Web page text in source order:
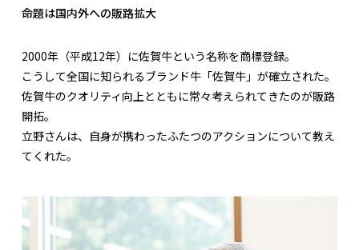
命題は国内外への販路拡大
2000年（平成12年）に佐賀牛という名称を商標登録。
こうして全国に知られるブランド牛「佐賀牛」が確立された。
佐賀牛のクオリティ向上とともに常々考えられてきたのが販路
開拓。
立野さんは、自身が携わったふたつのアクションについて教え
てくれた。